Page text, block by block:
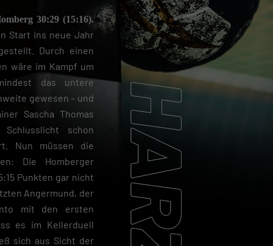
30:29 (15:16).
Start ins neue Jahr
Durch einen
wäre im Kampf um
das untere
gewesen – und
Sascha Thomas
schon
Nun müssen die
Die Homberger
Punkten gar nicht
Angermund, der
mit den ersten
es im Kellerduell
sich aus Sicht der